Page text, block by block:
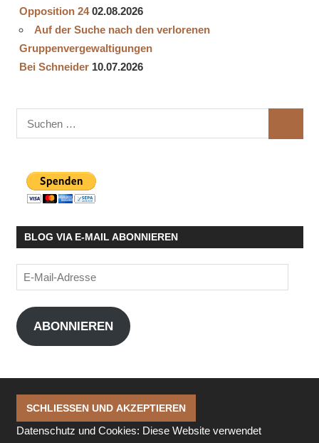
Opposition 24 02.08.2026
Auf der Suche nach den verlorenen
Gruppenvergewaltigungen
Bei Schneider 10.07.2026
Suchen
nach:
BLOG VIA E-MAIL ABONNIEREN
E-
Mail-
Adresse
ABONNIEREN
Datenschutz und Cookies: Diese Website verwendet